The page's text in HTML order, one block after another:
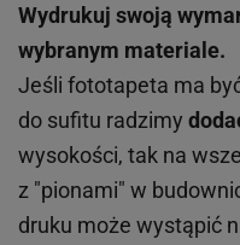
Wydrukuj swoją
wybranym materiale.
Jeśli fototapeta ma
do sufitu radzimy
wysokości, tak na
z "pionami" w
druku może wystąpić